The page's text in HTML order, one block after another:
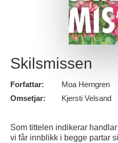
Skilsmissen
Forfattar:
Moa Herngren
Omsetjar:
Kjersti Velsand
Som tittelen indikerar
vi får innblikk i begge partar